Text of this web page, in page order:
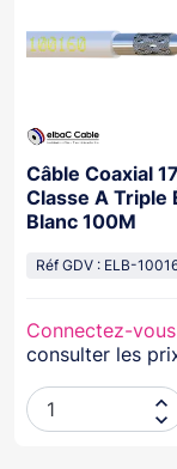
Câble Coaxial
Classe A Triple
Blanc 100M
Réf GDV : ELB-
Connectez-vous
consulter les

